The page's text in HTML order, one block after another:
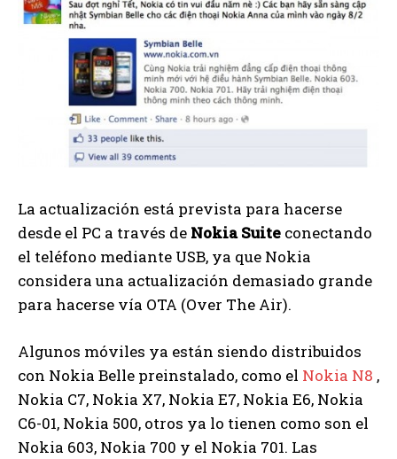
La actualización está prevista para hacerse
desde el PC a través de Nokia Suite conectando
el teléfono mediante USB, ya que Nokia
considera una actualización demasiado grande
para hacerse vía OTA (Over The Air).
Algunos móviles ya están siendo distribuidos
con Nokia Belle preinstalado, como el Nokia N8 ,
Nokia C7, Nokia X7, Nokia E7, Nokia E6, Nokia
C6-01, Nokia 500, otros ya lo tienen como son el
Nokia 603, Nokia 700 y el Nokia 701. Las